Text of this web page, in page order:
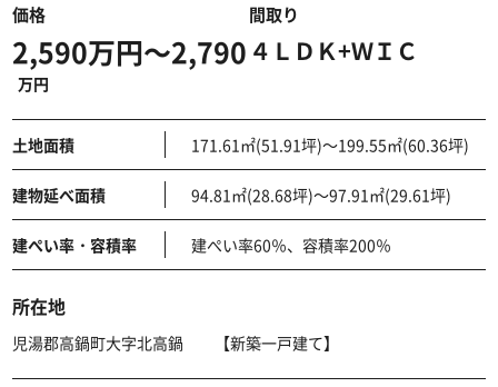
価格
2,590万円～2,790
万円
間取り
４ＬＤＫ+ＷＩＣ
土地面積 171.61㎡(51.91坪)～199.55㎡(60.36坪)
建物延べ面積 94.81㎡(28.68坪)～97.91㎡(29.61坪)
建ぺい率・容積率 建ぺい率60％、容積率200％
所在地
児湯郡高鍋町大字北高鍋 【新築一戸建て】